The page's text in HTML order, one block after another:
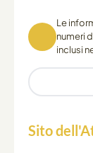
Le
numeri
inclusi
Sito